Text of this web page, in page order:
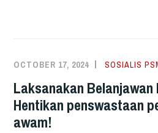
OCTOBER 17, 2024 SOSIALIS
Laksanakan Belanjawan
Hentikan penswastaan
awam!